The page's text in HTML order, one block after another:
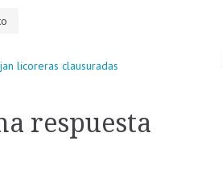
licoreras clausuradas
respuesta